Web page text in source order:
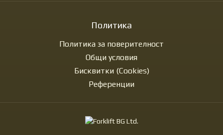
Политика
Политика за поверителност
Общи условия
Бисквитки (Cookies)
Референции